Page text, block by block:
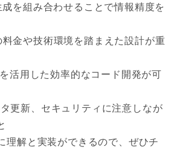
を組み合わせることで情報精度を
金や技術環境を踏まえた設計が重
活用した効率的なコード開発が可
更新、セキュリティに注意しなが
理解と実装ができるので、ぜひチ